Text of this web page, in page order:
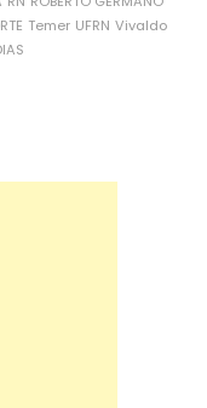
Temer UFRN Vivaldo